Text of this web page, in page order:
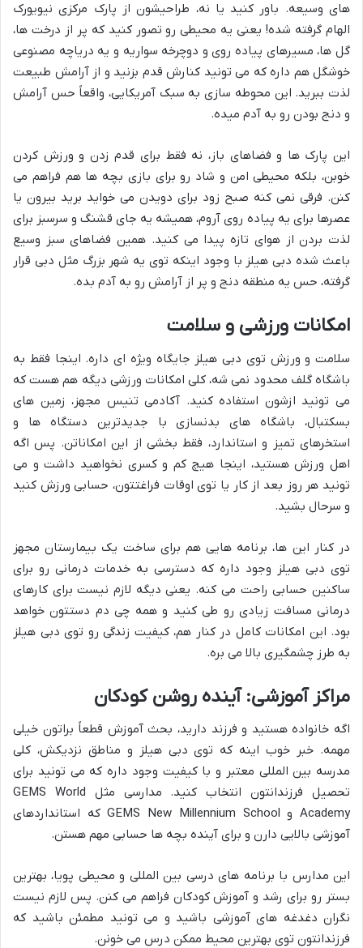
های وسیعه. باور کنید یا نه، طراحیشون از پارک مرکزی نیویورک
الهام گرفته شده! یعنی یه محیطی رو تصور کنید که پر از درخت ها،
گل ها، مسیرهای پیاده روی و دوچرخه سواریه و یه دریاچه مصنوعی
خوشگل هم داره که می تونید کنارش قدم بزنید و از آرامش طبیعت
لذت ببرید. این محوطه سازی به سبک آمریکایی، واقعاً حس آرامش
و دنج بودن رو به آدم میده.
این پارک ها و فضاهای باز، نه فقط برای قدم زدن و ورزش کردن
خوبن، بلکه محیطی امن و شاد رو برای بازی بچه ها هم فراهم می
کنن. فرقی نمی کنه صبح زود برای دویدن می خواید برید بیرون یا
عصرها برای یه پیاده روی آروم، همیشه یه جای قشنگ و سرسبز برای
لذت بردن از هوای تازه پیدا می کنید. همین فضاهای سبز وسیع
باعث شده دبی هیلز با وجود اینکه توی یه شهر بزرگ مثل دبی قرار
گرفته، حس یه منطقه دنج و پر از آرامش رو به آدم بده.
امکانات ورزشی و سلامت
سلامت و ورزش توی دبی هیلز جایگاه ویژه ای داره. اینجا فقط به
باشگاه گلف محدود نمی شه، کلی امکانات ورزشی دیگه هم هست که
می تونید ازشون استفاده کنید. آکادمی تنیس مجهز، زمین های
بسکتبال، باشگاه های بدنسازی با جدیدترین دستگاه ها و
استخرهای تمیز و استاندارد، فقط بخشی از این امکاناتن. پس اگه
اهل ورزش هستید، اینجا هیچ کم و کسری نخواهید داشت و می
تونید هر روز بعد از کار یا توی اوقات فراغتتون، حسابی ورزش کنید
و سرحال بشید.
در کنار این ها، برنامه هایی هم برای ساخت یک بیمارستان مجهز
توی دبی هیلز وجود داره که دسترسی به خدمات درمانی رو برای
ساکنین حسابی راحت می کنه. یعنی دیگه لازم نیست برای کارهای
درمانی مسافت زیادی رو طی کنید و همه چی دم دستتون خواهد
بود. این امکانات کامل در کنار هم، کیفیت زندگی رو توی دبی هیلز
به طرز چشمگیری بالا می بره.
مراکز آموزشی: آینده روشن کودکان
اگه خانواده هستید و فرزند دارید، بحث آموزش قطعاً براتون خیلی
مهمه. خبر خوب اینه که توی دبی هیلز و مناطق نزدیکش، کلی
مدرسه بین المللی معتبر و با کیفیت وجود داره که می تونید برای
تحصیل فرزندانتون انتخاب کنید. مدارسی مثل GEMS World
Academy و GEMS New Millennium School که استانداردهای
آموزشی بالایی دارن و برای آینده بچه ها حسابی مهم هستن.
این مدارس با برنامه های درسی بین المللی و محیطی پویا، بهترین
بستر رو برای رشد و آموزش کودکان فراهم می کنن. پس لازم نیست
نگران دغدغه های آموزشی باشید و می تونید مطمئن باشید که
فرزندانتون توی بهترین محیط ممکن درس می خونن.